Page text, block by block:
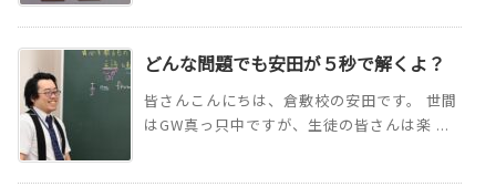
どんな問題でも安田が５秒で解くよ？
皆さんこんにちは、倉敷校の安田です。 世間
はGW真っ只中ですが、生徒の皆さんは楽 ...